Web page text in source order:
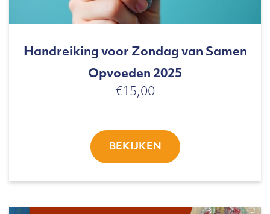
Handreiking voor Zondag van Samen
Opvoeden 2025
€15,00
BEKIJKEN